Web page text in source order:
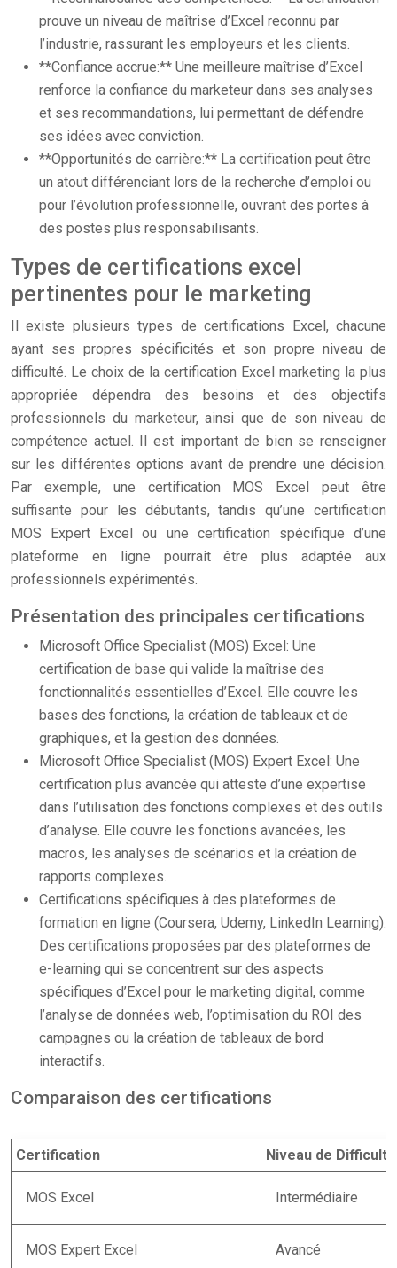
prouve un niveau de maîtrise d’Excel reconnu par
l’industrie, rassurant les employeurs et les clients.
**Confiance accrue:** Une meilleure maîtrise d’Excel
renforce la confiance du marketeur dans ses analyses
et ses recommandations, lui permettant de défendre
ses idées avec conviction.
**Opportunités de carrière:** La certification peut être
un atout différenciant lors de la recherche d’emploi ou
pour l’évolution professionnelle, ouvrant des portes à
des postes plus responsabilisants.
Types de certifications excel
pertinentes pour le marketing
Il existe plusieurs types de certifications Excel, chacune
ayant ses propres spécificités et son propre niveau de
difficulté. Le choix de la certification Excel marketing la plus
appropriée dépendra des besoins et des objectifs
professionnels du marketeur, ainsi que de son niveau de
compétence actuel. Il est important de bien se renseigner
sur les différentes options avant de prendre une décision.
Par exemple, une certification MOS Excel peut être
suffisante pour les débutants, tandis qu’une certification
MOS Expert Excel ou une certification spécifique d’une
plateforme en ligne pourrait être plus adaptée aux
professionnels expérimentés.
Présentation des principales certifications
Microsoft Office Specialist (MOS) Excel: Une
certification de base qui valide la maîtrise des
fonctionnalités essentielles d’Excel. Elle couvre les
bases des fonctions, la création de tableaux et de
graphiques, et la gestion des données.
Microsoft Office Specialist (MOS) Expert Excel: Une
certification plus avancée qui atteste d’une expertise
dans l’utilisation des fonctions complexes et des outils
d’analyse. Elle couvre les fonctions avancées, les
macros, les analyses de scénarios et la création de
rapports complexes.
Certifications spécifiques à des plateformes de
formation en ligne (Coursera, Udemy, LinkedIn Learning):
Des certifications proposées par des plateformes de
e-learning qui se concentrent sur des aspects
spécifiques d’Excel pour le marketing digital, comme
l’analyse de données web, l’optimisation du ROI des
campagnes ou la création de tableaux de bord
interactifs.
Comparaison des certifications
Certification Niveau de Difficulté
MOS Excel Intermédiaire
MOS Expert Excel Avancé